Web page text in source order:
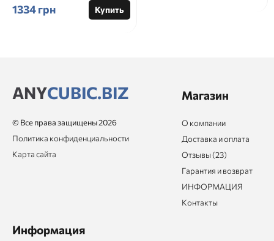
Like Resin 3.0 1...
1334 грн Купить
ANYCUBIC.BIZ
© Все права защищены 2026
Политика конфиденциальности
Карта сайта
Магазин
О компании
Доставка и оплата
Отзывы (23)
Гарантия и возврат
ИНФОРМАЦИЯ
Контакты
Информация